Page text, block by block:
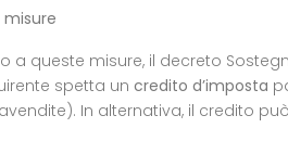
misure
a queste misure, il decreto
spetta un credito d’imposta
In alternativa, il credito